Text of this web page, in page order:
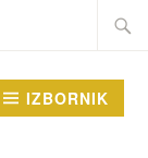
Traži:
IZBORNIK